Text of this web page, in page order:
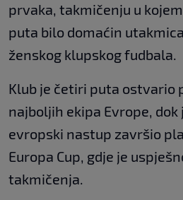
prvaka, takmičenju u
puta bilo domaćin
ženskog klupskog fudbala.
Klub je četiri puta ostvario
najboljih ekipa Evrope, dok
evropski nastup završio
Europa Cup, gdje je
takmičenja.